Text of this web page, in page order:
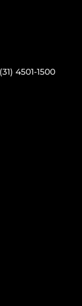
4501-1500